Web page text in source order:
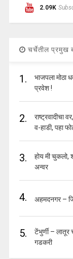
2.09K
चर्चेतील प्रमुख
1.
भाजपला मोठा
प्रवेश !
2.
राष्ट्रवादीचा
व-हाडी, पहा
3.
होय मी चुकलो,
अन्वर
4. अहमदनगर –
5.
टेंभुर्णी – लातूर
गडकरी